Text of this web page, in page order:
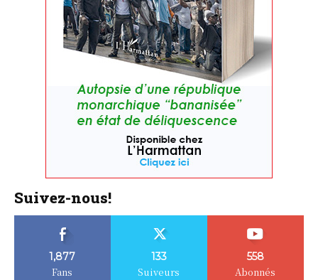
Suivez-nous!
1,877
Fans
133
Suiveurs
558
Abonnés